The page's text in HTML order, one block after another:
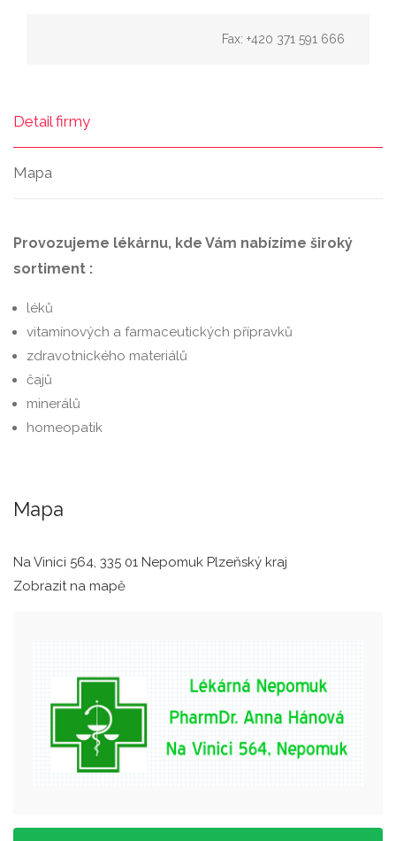
Fax: +420 371 591 666
Detail firmy
Mapa
Provozujeme lékárnu, kde Vám nabízíme široký
sortiment :
léků
vitamínových a farmaceutických přípravků
zdravotnického materiálů
čajů
minerálů
homeopatik
Mapa
Na Vinici 564, 335 01 Nepomuk Plzeňský kraj
Zobrazit na mapě